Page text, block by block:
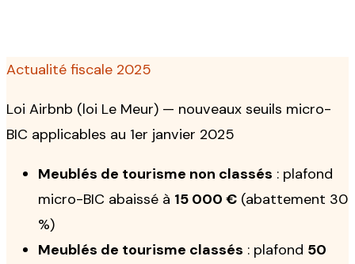
Actualité fiscale 2025
Loi Airbnb (loi Le Meur) — nouveaux seuils micro-
BIC applicables au 1er janvier 2025
Meublés de tourisme non classés : plafond
micro-BIC abaissé à 15 000 € (abattement 30
%)
Meublés de tourisme classés : plafond 50